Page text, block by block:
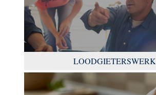
LOODGIETERSWERK